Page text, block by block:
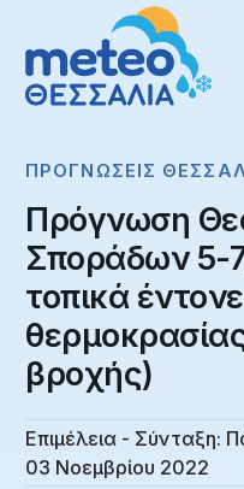
ΠΡΟΓΝΏΣΕΙΣ
Πρόγνωση
Σποράδων 5-
τοπικά
βροχής)
Επιμέλεια - Σύνταξη:
03 Νοεμβρίου 2022